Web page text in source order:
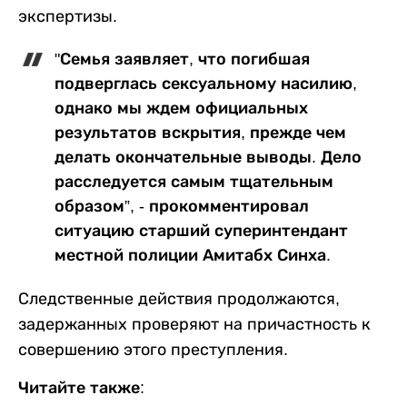
экспертизы.
"Семья заявляет, что погибшая
подверглась сексуальному насилию,
однако мы ждем официальных
результатов вскрытия, прежде чем
делать окончательные выводы. Дело
расследуется самым тщательным
образом”, - прокомментировал
ситуацию старший суперинтендант
местной полиции Амитабх Синха.
Следственные действия продолжаются,
задержанных проверяют на причастность к
совершению этого преступления.
Читайте также: